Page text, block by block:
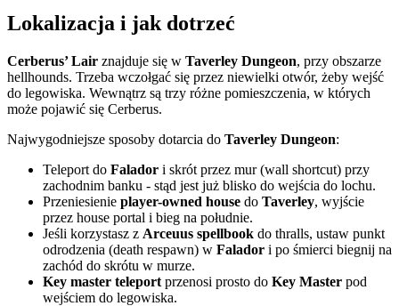
Lokalizacja i jak dotrzeć
Cerberus’ Lair znajduje się w Taverley Dungeon, przy obszarze
hellhounds. Trzeba wczołgać się przez niewielki otwór, żeby wejść
do legowiska. Wewnątrz są trzy różne pomieszczenia, w których
może pojawić się Cerberus.
Najwygodniejsze sposoby dotarcia do Taverley Dungeon:
Teleport do Falador i skrót przez mur (wall shortcut) przy
zachodnim banku - stąd jest już blisko do wejścia do lochu.
Przeniesienie player-owned house do Taverley, wyjście
przez house portal i bieg na południe.
Jeśli korzystasz z Arceuus spellbook do thralls, ustaw punkt
odrodzenia (death respawn) w Falador i po śmierci biegnij na
zachód do skrótu w murze.
Key master teleport przenosi prosto do Key Master pod
wejściem do legowiska.